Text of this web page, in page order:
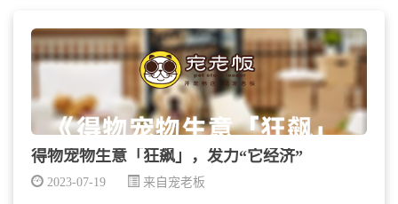
得物宠物生意「狂飙」，发力“它经济”
2023-07-19 来自宠老板